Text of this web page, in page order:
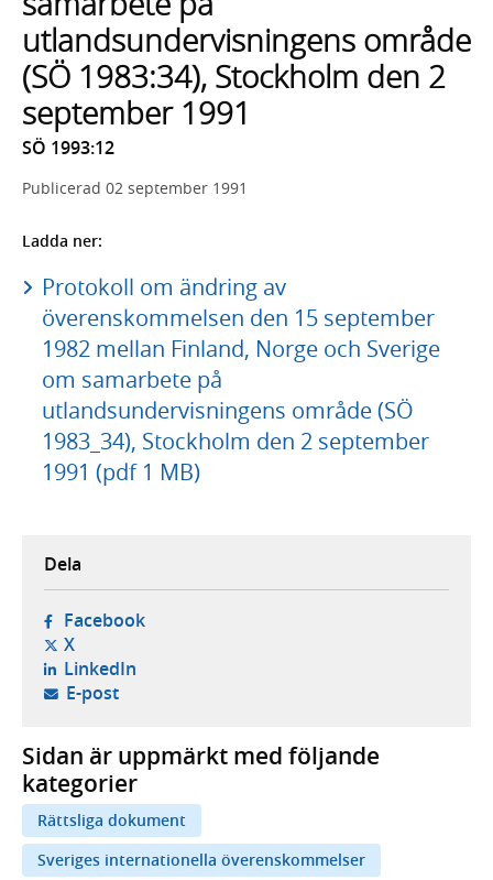
utlandsundervisningens område
(SÖ 1983:34), Stockholm den 2
september 1991
SÖ 1993:12
Publicerad 02 september 1991
Ladda ner:
Protokoll om ändring av
överenskommelsen den 15 september
1982 mellan Finland, Norge och Sverige
om samarbete på
utlandsundervisningens område (SÖ
1983_34), Stockholm den 2 september
1991 (pdf 1 MB)
Dela
Facebook- öppnas i ny flik, extern webbplats,
X- öppnas i ny flik, extern webbplats,
LinkedIn- öppnas i ny flik, extern webbplats,
E-post- öppnar din e-postklient,
Sidan är uppmärkt med följande
kategorier
Rättsliga dokument
Sveriges internationella överenskommelser